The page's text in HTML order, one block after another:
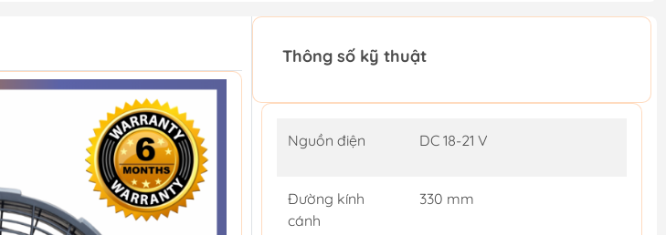
Thông số kỹ thuật
Nguồn điện DC 18-21 V
Đường kính
cánh
330 mm